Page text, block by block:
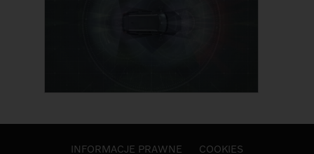
INFORMACJE PRAWNE COOKIES